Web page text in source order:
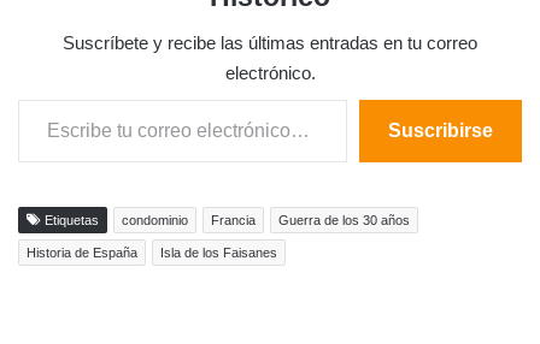
Suscríbete y recibe las últimas entradas en tu correo
electrónico.
Escribe tu correo electrónico…
Suscribirse
Etiquetas condominio Francia Guerra de los 30 años
Historia de España Isla de los Faisanes